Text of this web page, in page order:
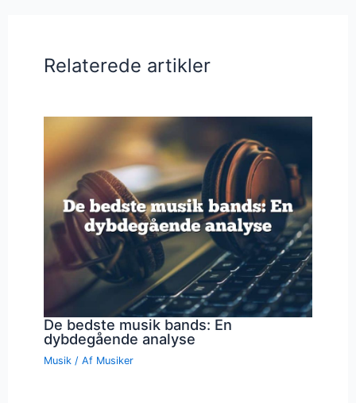
Relaterede artikler
De bedste musik bands: En
dybdegående analyse
Musik / Af Musiker